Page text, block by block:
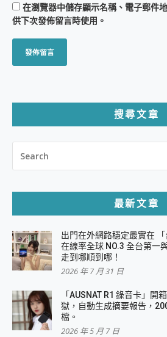
在瀏覽器中儲存顯示名稱、電子郵件
供下次發佈留言時使用。
搜尋文章
FOR:
最新文章
出門在外網路穩定最實在
在線率全球 NO.3 全台第一
走到哪順到哪！
2026 年 7 月 31 日
「AUSNAT R1 錄音卡」開
獄，自動生成摘要報告，
檔。
2026 年 5 月 7 日